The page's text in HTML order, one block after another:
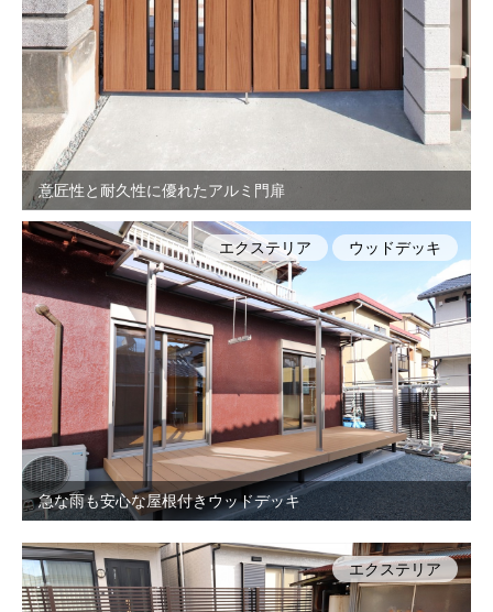
意匠性と耐久性に優れたアルミ門扉
急な雨も安心な屋根付きウッドデッキ
エクステリア ウッドデッキ
エクステリア